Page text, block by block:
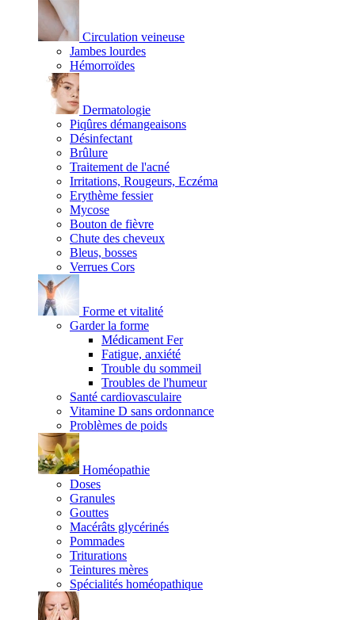
Circulation veineuse
Jambes lourdes
Hémorroïdes
Dermatologie
Piqûres démangeaisons
Désinfectant
Brûlure
Traitement de l'acné
Irritations, Rougeurs, Eczéma
Erythème fessier
Mycose
Bouton de fièvre
Chute des cheveux
Bleus, bosses
Verrues Cors
Forme et vitalité
Garder la forme
Médicament Fer
Fatigue, anxiété
Trouble du sommeil
Troubles de l'humeur
Santé cardiovasculaire
Vitamine D sans ordonnance
Problèmes de poids
Homéopathie
Doses
Granules
Gouttes
Macérâts glycérinés
Pommades
Triturations
Teintures mères
Spécialités homéopathique